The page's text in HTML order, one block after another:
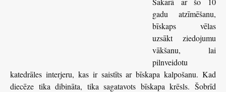
gadu atzīmēšanu,
bīskaps vēlas
uzsākt ziedojumu
vākšanu, lai
pilnveidotu
katedrāles interjeru, kas ir saistīts ar bīskapa kalpošanu. Kad
diecēze tika dibināta, tika sagatavots bīskapa krēsls. Šobrīd